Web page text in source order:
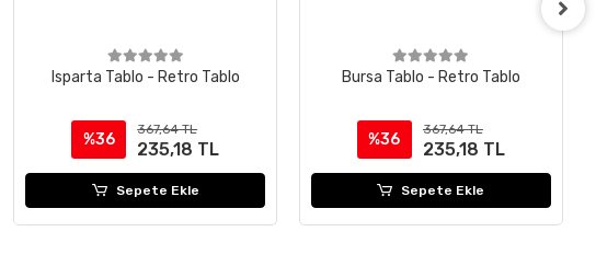
Isparta Tablo - Retro Tablo
%36
367,64 TL
235,18 TL
Sepete Ekle
Bursa Tablo - Retro Tablo
%36
367,64 TL
235,18 TL
Sepete Ekle